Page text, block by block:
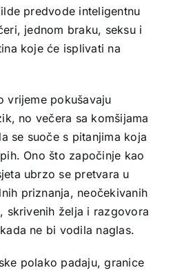
predvode inteligentnu
jednom braku, seksu i
koje će isplivati na
vrijeme pokušavaju
no večera sa komšijama
se suoče s pitanjima koja
Ono što započinje kao
ubrzo se pretvara u
priznanja, neočekivanih
skrivenih želja i razgovora
ne bi vodila naglas.
polako padaju, granice